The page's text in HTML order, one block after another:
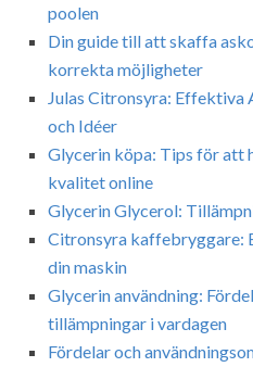
poolen
Din guide till att skaffa
korrekta möjligheter
Julas Citronsyra: Effektiva
och Idéer
Glycerin köpa: Tips för att
kvalitet online
Glycerin Glycerol:
Citronsyra kaffebryggare:
din maskin
Glycerin användning:
tillämpningar i vardagen
Fördelar och